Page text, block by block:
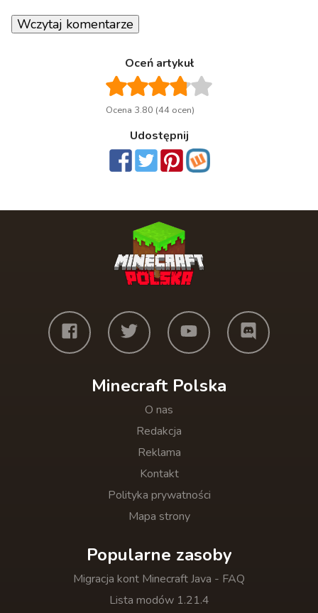
Wczytaj komentarze
Oceń artykuł
Ocena 3.80 (44 ocen)
Udostępnij
Minecraft Polska
O nas
Redakcja
Reklama
Kontakt
Polityka prywatności
Mapa strony
Popularne zasoby
Migracja kont Minecraft Java - FAQ
Lista modów 1.21.4